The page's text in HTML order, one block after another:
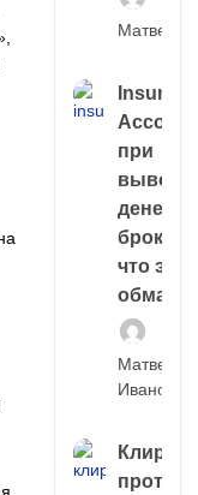
Матвей
Account
при
выводе
денег у
что это,
обман?
Матвей
Иванов
Клиринг